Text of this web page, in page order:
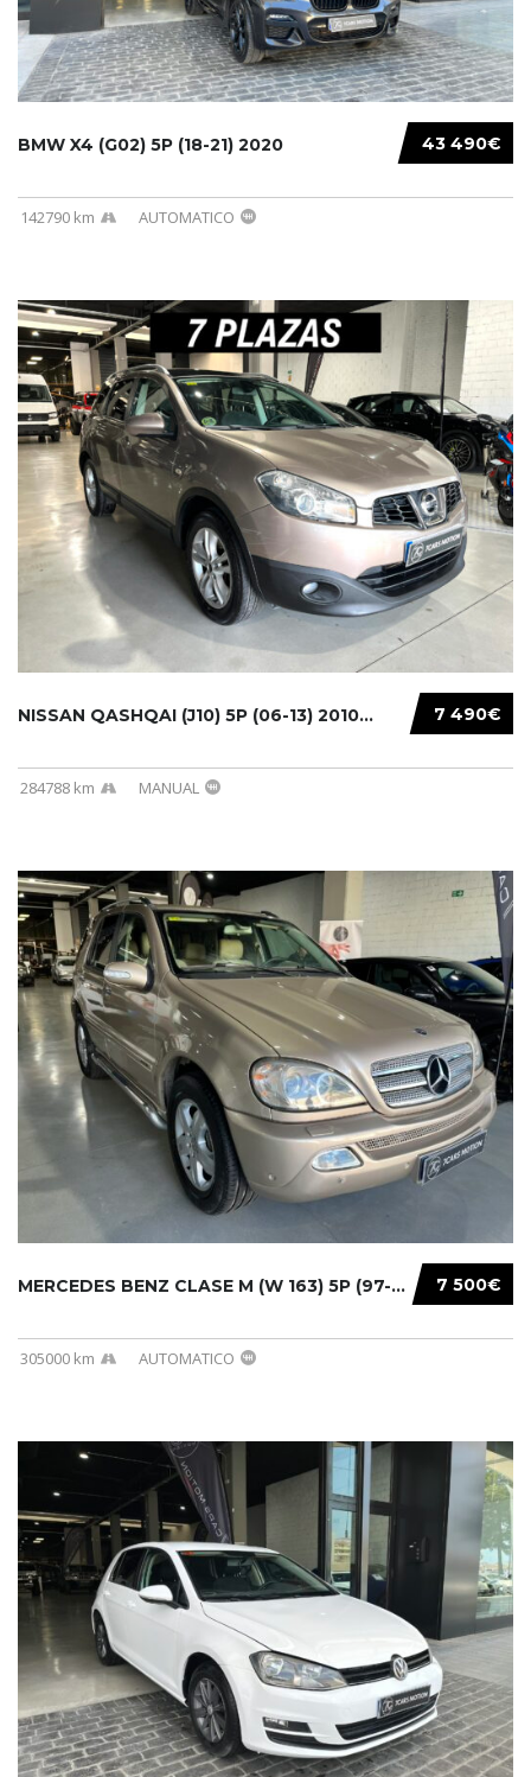
43 490€
BMW X4 (G02) 5P (18-21) 2020
142790 km AUTOMATICO
7 490€
NISSAN QASHQAI (J10) 5P (06-13) 2010...
284788 km MANUAL
7 500€
MERCEDES BENZ CLASE M (W 163) 5P (97-05) 200...
305000 km AUTOMATICO